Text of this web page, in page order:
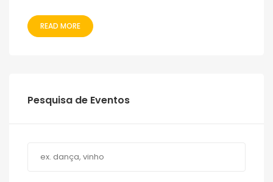
READ MORE
Pesquisa de Eventos